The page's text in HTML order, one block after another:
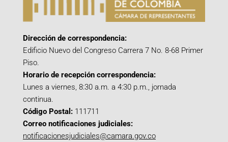
Dirección de correspondencia:
Edificio Nuevo del Congreso Carrera 7 No. 8-68 Primer
Piso.
Horario de recepción correspondencia:
Lunes a viernes, 8:30 a.m. a 4:30 p.m., jornada
continua.
Código Postal: 111711
Correo notificaciones judiciales:
notificacionesjudiciales@camara.gov.co